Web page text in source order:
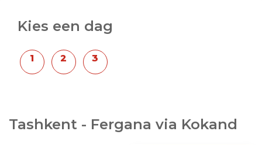
Kies een dag
Tashkent - Fergana via Kokand